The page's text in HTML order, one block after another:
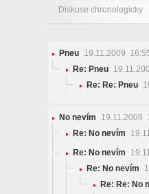
Diskuse chronologicky
Pneu 19.11.2009
Re: Pneu
Re: Re: Pneu
No nevím
19.11.2009
Re: No nevím
Re: No nevím
Re: No nevím
Re: Re: No